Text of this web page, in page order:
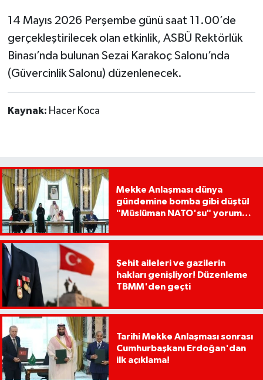
14 Mayıs 2026 Perşembe günü saat 11.00’de
gerçekleştirilecek olan etkinlik, ASBÜ Rektörlük
Binası’nda bulunan Sezai Karakoç Salonu’nda
(Güvercinlik Salonu) düzenlenecek.
Kaynak: Hacer Koca
Mekke Anlaşması dünya
gündemine bomba gibi düştü!
"Müslüman NATO'su" yorumu
Şehit aileleri ve gazilerin
hakları genişliyor! Düzenleme
TBMM'den geçti
Tarihi Mekke Anlaşması sonrası
Cumhurbaşkanı Erdoğan'dan
ilk açıklama!